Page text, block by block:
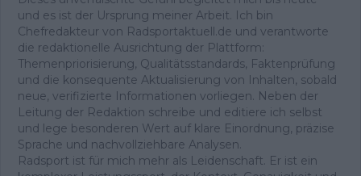
und es ist der Ursprung meiner Arbeit. Ich bin
Chefredakteur von Radsportaktuell.de und verantworte
die redaktionelle Ausrichtung der Plattform:
Themenpriorisierung, Qualitätsstandards, Faktenprüfung
und die konsequente Aktualisierung von Inhalten, sobald
neue, verifizierte Informationen vorliegen. Neben der
Leitung der Redaktion schreibe und editiere ich selbst
und lege besonderen Wert auf klare Einordnung, präzise
Sprache und nachvollziehbare Analysen.
Radsport ist für mich mehr als Leidenschaft. Er ist ein